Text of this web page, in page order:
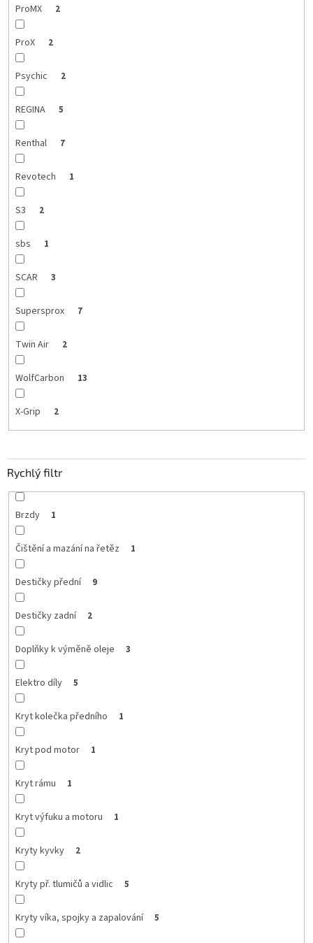
ProMX 2
ProX 2
Psychic 2
REGINA 5
Renthal 7
Revotech 1
S3 2
sbs 1
SCAR 3
Supersprox 7
Twin Air 2
WolfCarbon 13
X-Grip 2
Rychlý filtr
Brzdy 1
Čištění a mazání na řetěz 1
Destičky přední 9
Destičky zadní 2
Doplňky k výměně oleje 3
Elektro díly 5
Kryt kolečka předního 1
Kryt pod motor 1
Kryt rámu 1
Kryt výfuku a motoru 1
Kryty kyvky 2
Kryty př. tlumičů a vidlic 5
Kryty víka, spojky a zapalování 5